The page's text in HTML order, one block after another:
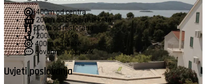
400m od centra
200m od Supermarketa
200m od restorana
200m od luke
400m od plaže
govorimo vaš jezik
Uvjeti poslovanja